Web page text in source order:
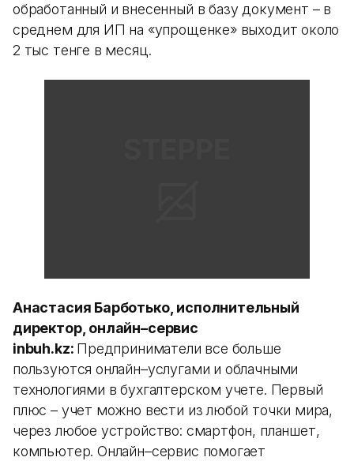
обработанный и внесенный в базу документ – в
среднем для ИП на «упрощенке» выходит около
2 тыс тенге в месяц.
Анастасия Барботько, исполнительный
директор, онлайн–сервис
inbuh.kz: Предприниматели все больше
пользуются онлайн–услугами и облачными
технологиями в бухгалтерском учете. Первый
плюс – учет можно вести из любой точки мира,
через любое устройство: смартфон, планшет,
компьютер. Онлайн–сервис помогает